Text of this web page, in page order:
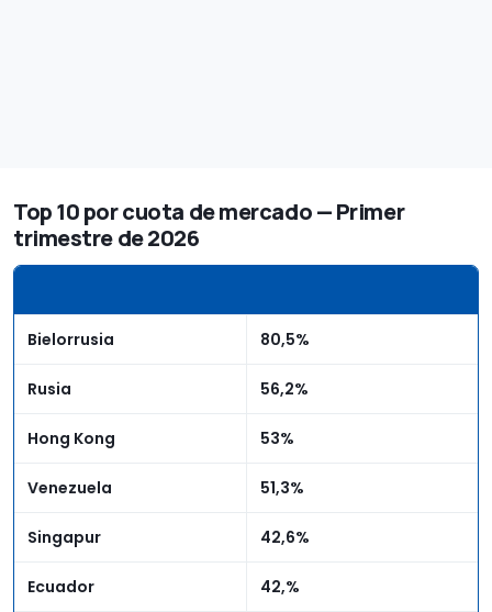
Top 10 por cuota de mercado — Primer
trimestre de 2026
Bielorrusia 80,5%
Rusia 56,2%
Hong Kong 53%
Venezuela 51,3%
Singapur 42,6%
Ecuador 42,%